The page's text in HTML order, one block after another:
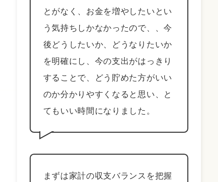
とがなく、お金を増やしたいとい
う気持ちしかなかったので、、今
後どうしたいか、どうなりたいか
を明確にし、今の支出がはっきり
することで、どう貯めた方がいい
のか分かりやすくなると思い、と
てもいい時間になりました。
まずは家計の収支バランスを把握